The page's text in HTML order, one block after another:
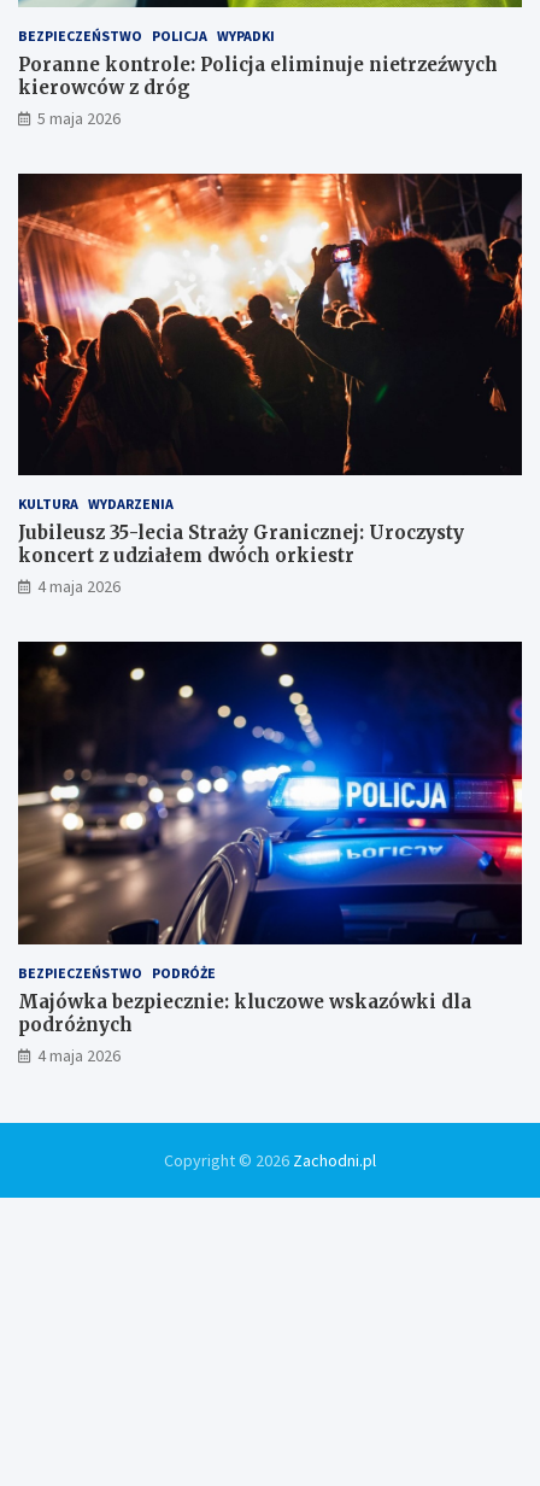
ó
w
k
a
w
l
w
c
e
w
y
c
h
k
i
w
c
ó
w
z
d
r
ó
BEZPIECZEŃSTWO POLICJA WYPADKI
Poranne kontrole: Policja eliminuje nietrzeźwych
kierowców z dróg
5 maja 2026
KULTURA WYDARZENIA
Jubileusz 35-lecia Straży Granicznej: Uroczysty
koncert z udziałem dwóch orkiestr
4 maja 2026
BEZPIECZEŃSTWO PODRÓŻE
Majówka bezpiecznie: kluczowe wskazówki dla
podróżnych
4 maja 2026
Copyright © 2026 Zachodni.pl